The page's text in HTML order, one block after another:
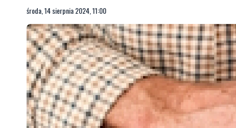
środa, 14 sierpnia 2024, 11:00